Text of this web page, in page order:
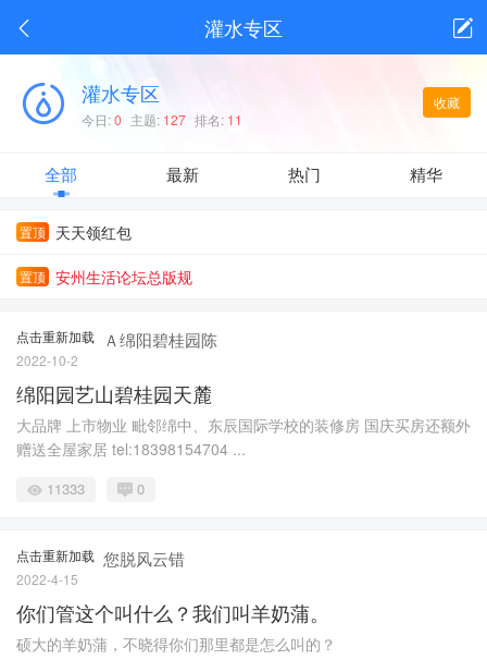
灌水专区
收藏
灌水专区
今日:0 主题: 127 排名: 11
全部 最新 热门 精华
置顶 天天领红包
置顶 安州生活论坛总版规
点击重新加载 Ａ绵阳碧桂园陈
2022-10-2
绵阳园艺山碧桂园天麓
大品牌 上市物业 毗邻绵中、东辰国际学校的装修房 国庆买房还额外
赠送全屋家居 tel:18398154704 ...
11333 0
点击重新加载 您脱风云错
2022-4-15
你们管这个叫什么？我们叫羊奶蒲。
硕大的羊奶蒲，不晓得你们那里都是怎么叫的？
安州人自己的生活平台